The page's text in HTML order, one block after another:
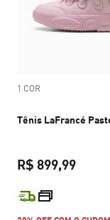
1 COR
Tênis LaFrancé
R$ 899,99